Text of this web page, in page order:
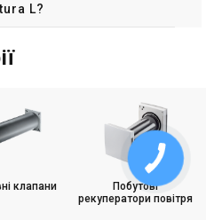
L?
клапани
Побутові
рекуператори повітря